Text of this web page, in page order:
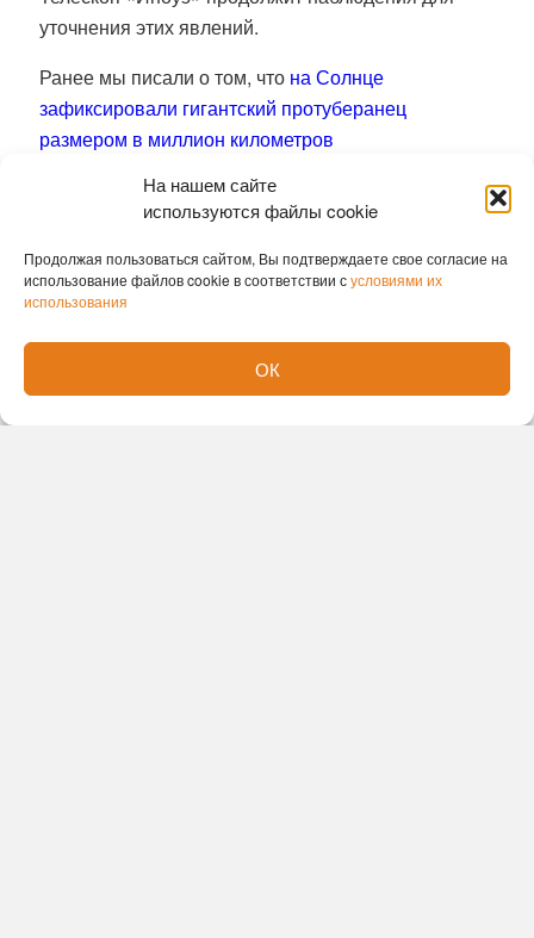
На нашем сайте
используются файлы cookie
Продолжая пользоваться сайтом, Вы подтверждаете свое согласие на
использование файлов cookie в соответствии сусловиями их
использования
ОК
уточнения этих явлений.
Ранее мы писали о том, что на Солнце
зафиксировали гигантский протуберанец
размером в миллион километров
Вера Ветрова